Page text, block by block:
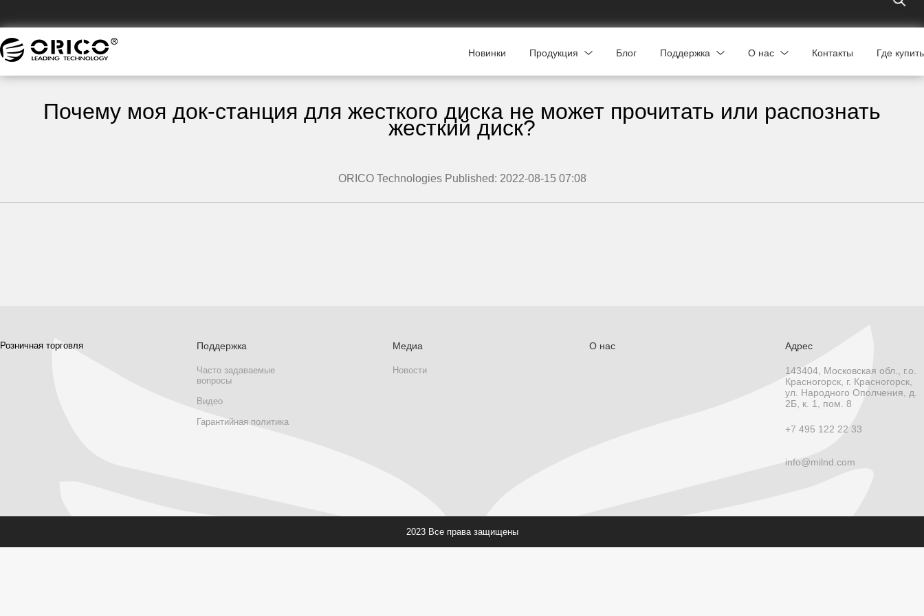
Новинки Продукция Блог Поддержка О нас Контакты Где купить
Почему моя док-станция для жесткого диска не может прочитать или распознать
жесткий диск?
ORICO Technologies Published: 2022-08-15 07:08
Розничная торговля Поддержка
Часто задаваемые
вопросы
Видео
Гарантийная политика
Медиа
Новости
О нас Адрес
143404, Московская обл., г.о.
Красногорск, г. Красногорск,
ул. Народного Ополчения, д.
2Б, к. 1, пом. 8
+7 495 122 22 33
info@milnd.com
2023 Все права защищены